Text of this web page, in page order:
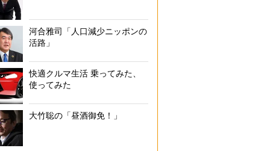
河合雅司「人口減少ニッポンの
活路」
快適クルマ生活 乗ってみた、
使ってみた
大竹聡の「昼酒御免！」